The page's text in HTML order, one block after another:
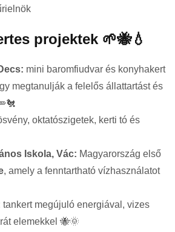
projektek 🌱🐝💧
mini baromfiudvar és konyhakert
megtanulják a felelős állattartást és
oktatószigetek, kerti tó és
Iskola, Vác: Magyarország első
, amely a fenntartható vízhasználatot
tankert megújuló energiával, vizes
elemekkel 🐝🌞